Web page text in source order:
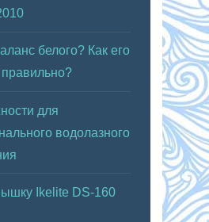
белого? Как его
правильно?
для
водолазного
Ikelite DS-160